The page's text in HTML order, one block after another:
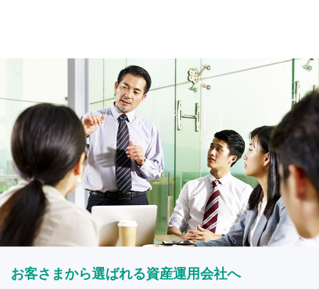
お客さまから選ばれる資産運用会社へ